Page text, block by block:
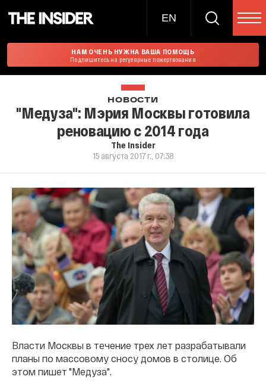
EN
НАМ ОЧЕНЬ НУЖНА ВАША ПОМОЩЬ
Подпишитесь на регулярные пожертвования
НОВОСТИ
"Медуза": Мэрия Москвы готовила
реновацию с 2014 года
The Insider
15 августа 2017 г., 07:38
Власти Москвы в течение трех лет разрабатывали
планы по массовому сносу домов в столице. Об
этом пишет "Медуза".